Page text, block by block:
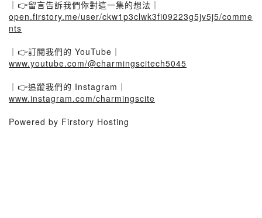
｜👉留言告訴我們你對這一集的想法｜
open.firstory.me/user/ckw1p3clwk3fi09223g5jv5j5/comme
nts
｜👉訂閱我們的 YouTube｜
www.youtube.com/@charmingscitech5045
｜👉追蹤我們的 Instagram｜
www.instagram.com/charmingscite
Powered by Firstory Hosting